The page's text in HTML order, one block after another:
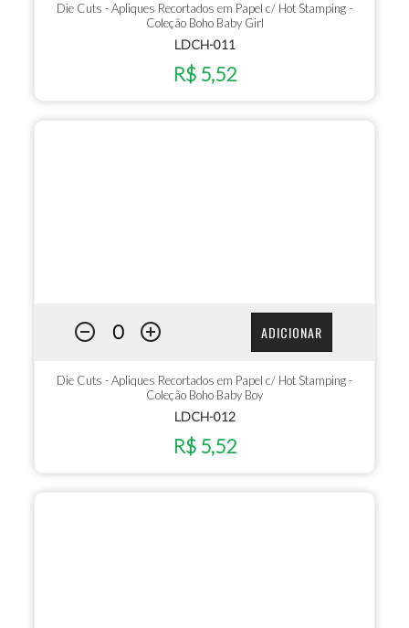
Die Cuts - Apliques Recortados em Papel c/ Hot Stamping -
Coleção Boho Baby Girl
LDCH-011
R$ 5,52
ADICIONAR
Die Cuts - Apliques Recortados em Papel c/ Hot Stamping -
Coleção Boho Baby Boy
LDCH-012
R$ 5,52